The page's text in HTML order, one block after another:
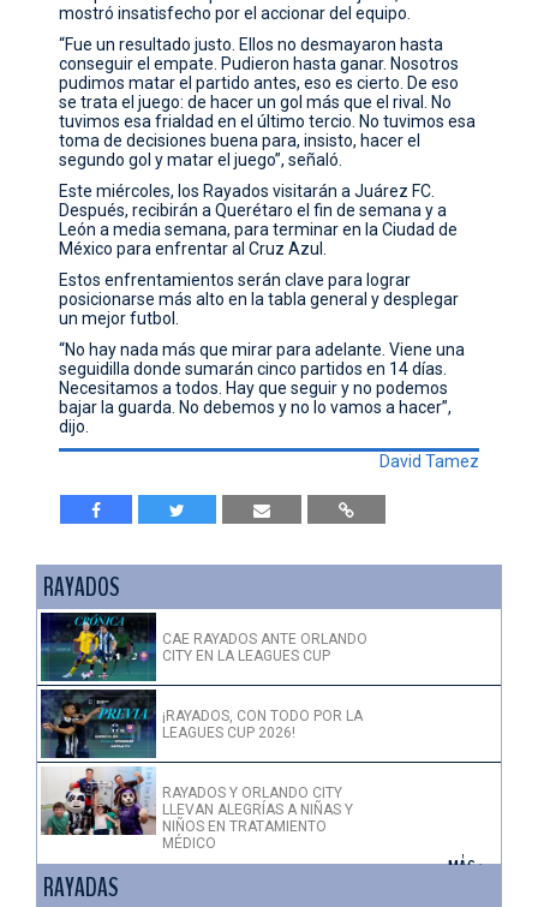
mostró insatisfecho por el accionar del equipo.
“Fue un resultado justo. Ellos no desmayaron hasta
conseguir el empate. Pudieron hasta ganar. Nosotros
pudimos matar el partido antes, eso es cierto. De eso
se trata el juego: de hacer un gol más que el rival. No
tuvimos esa frialdad en el último tercio. No tuvimos esa
toma de decisiones buena para, insisto, hacer el
segundo gol y matar el juego”, señaló.
Este miércoles, los Rayados visitarán a Juárez FC.
Después, recibirán a Querétaro el fin de semana y a
León a media semana, para terminar en la Ciudad de
México para enfrentar al Cruz Azul.
Estos enfrentamientos serán clave para lograr
posicionarse más alto en la tabla general y desplegar
un mejor futbol.
“No hay nada más que mirar para adelante. Viene una
seguidilla donde sumarán cinco partidos en 14 días.
Necesitamos a todos. Hay que seguir y no podemos
bajar la guarda. No debemos y no lo vamos a hacer”,
dijo.
David Tamez
RAYADOS
CAE RAYADOS ANTE ORLANDO
CITY EN LA LEAGUES CUP
¡RAYADOS, CON TODO POR LA
LEAGUES CUP 2026!
RAYADOS Y ORLANDO CITY
LLEVAN ALEGRÍAS A NIÑAS Y
NIÑOS EN TRATAMIENTO
MÉDICO
+ MÁS >
RAYADAS